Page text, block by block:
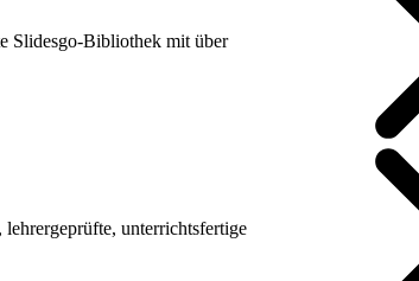
Slidesgo-Bibliothek mit über
lehrergeprüfte, unterrichtsfertige